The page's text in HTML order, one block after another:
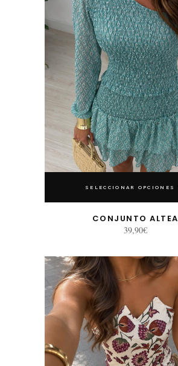
SELECCIONAR OPCIONES
CONJUNTO ALTEA
39,90€